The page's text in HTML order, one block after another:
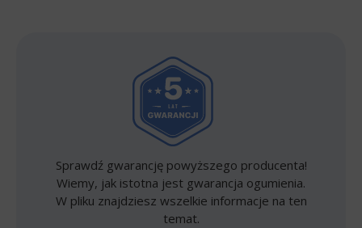
Sprawdź gwarancję powyższego producenta!
Wiemy, jak istotna jest gwarancja ogumienia.
W pliku znajdziesz wszelkie informacje na ten
temat.